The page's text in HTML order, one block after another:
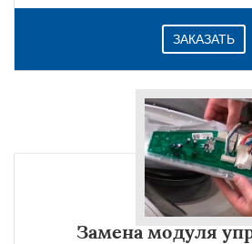
ЗАКАЗАТЬ
Замена модуля